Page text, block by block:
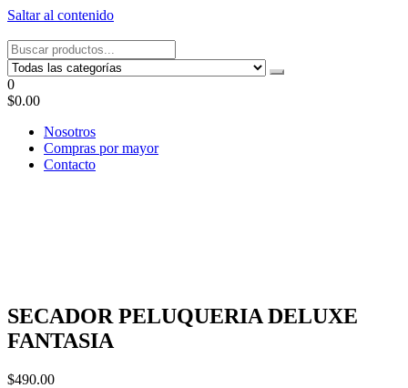
Saltar al contenido
Tel: 22087679 – Cel: 097 822122 – Joaquín Requena 2459
0
$0.00
Nosotros
Compras por mayor
Contacto
SECADOR PELUQUERIA DELUXE
FANTASIA
$490.00